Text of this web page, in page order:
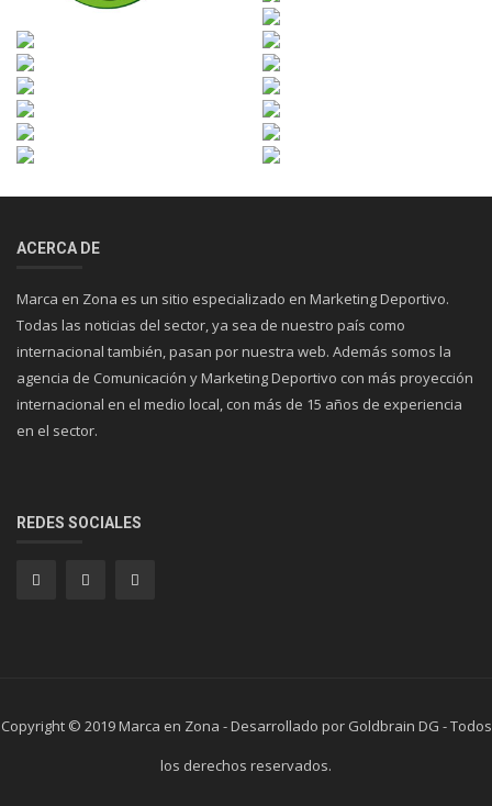
ACERCA DE
Marca en Zona es un sitio especializado en Marketing Deportivo.
Todas las noticias del sector, ya sea de nuestro país como
internacional también, pasan por nuestra web. Además somos la
agencia de Comunicación y Marketing Deportivo con más proyección
internacional en el medio local, con más de 15 años de experiencia
en el sector.
REDES SOCIALES
Copyright © 2019 Marca en Zona - Desarrollado por Goldbrain DG - Todos
los derechos reservados.